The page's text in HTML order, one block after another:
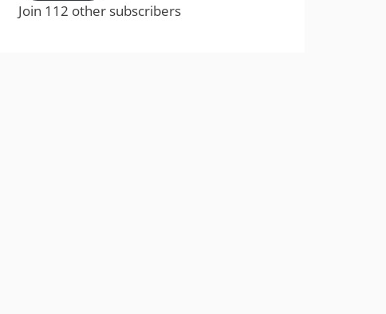
Join 112 other subscribers